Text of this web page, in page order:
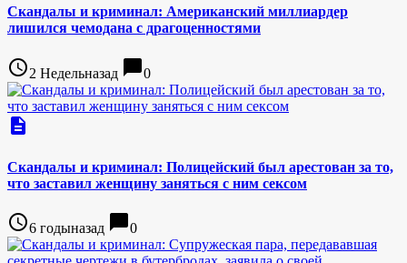
Скандалы и криминал: Американский миллиардер
лишился чемодана с драгоценностями
access_time2 Недельназад chat_bubble0
description
Скандалы и криминал: Полицейский был арестован за то,
что заставил женщину заняться с ним сексом
access_time6 годыназад chat_bubble0